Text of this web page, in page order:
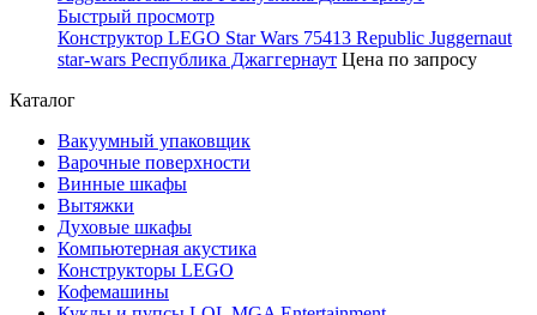
Быстрый просмотр
Конструктор LEGO Star Wars 75413 Republic Juggernaut
star-wars Республика Джаггернаут Цена по запросу
Каталог
Вакуумный упаковщик
Варочные поверхности
Винные шкафы
Вытяжки
Духовые шкафы
Компьютерная акустика
Конструкторы LEGO
Кофемашины